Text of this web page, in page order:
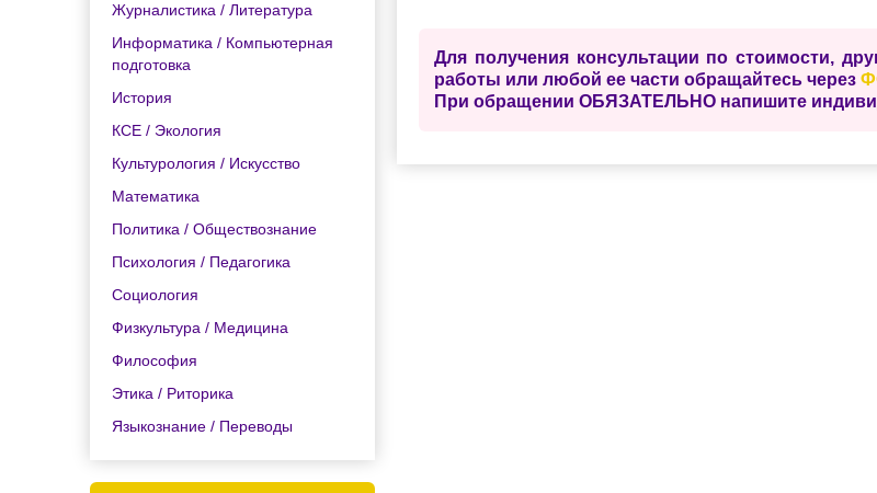
Журналистика / Литература
Информатика / Компьютерная
подготовка
История
КСЕ / Экология
Культурология / Искусство
Математика
Политика / Обществознание
Психология / Педагогика
Социология
Физкультура / Медицина
Философия
Этика / Риторика
Языкознание / Переводы
Для получения консультации по стоимости,
работы или любой ее части обращайтесь через
При обращении ОБЯЗАТЕЛЬНО напишите